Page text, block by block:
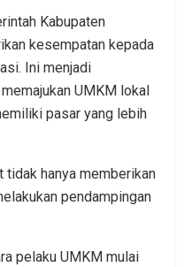
Kabupaten
kesempatan kepada
Ini menjadi
UMKM lokal
pasar yang lebih
tidak hanya memberikan
pendampingan
pelaku UMKM mulai